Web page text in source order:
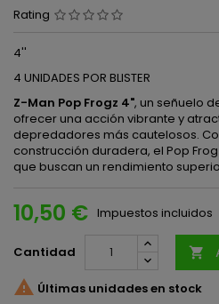
Rating
4''
4 UNIDADES POR BLISTER
Z-Man Pop Frogz 4", un señuelo
ofrecer una acción vibrante y
depredadores más cautelosos.
construcción duradera, el Pop
que buscan un rendimiento
10,50 € Impuestos incluidos
Cantidad 
 Últimas unidades en stock